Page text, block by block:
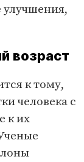
возраст
к тому,
человека с
к их